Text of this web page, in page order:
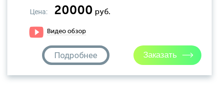
Цена: 20000 руб.
Видео обзор
Подробнее